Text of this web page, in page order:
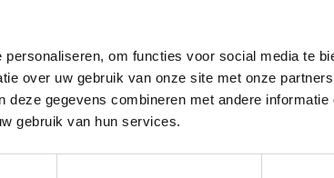
om functies voor social media te
over uw gebruik van onze site met onze
gegevens combineren met andere informatie
gebruik van hun services.
homepage.